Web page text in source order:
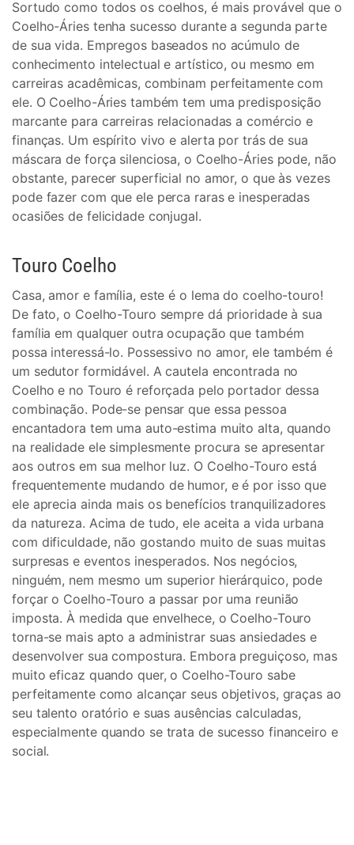
Sortudo como todos os coelhos, é mais provável que o
Coelho-Áries tenha sucesso durante a segunda parte
de sua vida. Empregos baseados no acúmulo de
conhecimento intelectual e artístico, ou mesmo em
carreiras acadêmicas, combinam perfeitamente com
ele. O Coelho-Áries também tem uma predisposição
marcante para carreiras relacionadas a comércio e
finanças. Um espírito vivo e alerta por trás de sua
máscara de força silenciosa, o Coelho-Áries pode, não
obstante, parecer superficial no amor, o que às vezes
pode fazer com que ele perca raras e inesperadas
ocasiões de felicidade conjugal.
Touro Coelho
Casa, amor e família, este é o lema do coelho-touro!
De fato, o Coelho-Touro sempre dá prioridade à sua
família em qualquer outra ocupação que também
possa interessá-lo. Possessivo no amor, ele também é
um sedutor formidável. A cautela encontrada no
Coelho e no Touro é reforçada pelo portador dessa
combinação. Pode-se pensar que essa pessoa
encantadora tem uma auto-estima muito alta, quando
na realidade ele simplesmente procura se apresentar
aos outros em sua melhor luz. O Coelho-Touro está
frequentemente mudando de humor, e é por isso que
ele aprecia ainda mais os benefícios tranquilizadores
da natureza. Acima de tudo, ele aceita a vida urbana
com dificuldade, não gostando muito de suas muitas
surpresas e eventos inesperados. Nos negócios,
ninguém, nem mesmo um superior hierárquico, pode
forçar o Coelho-Touro a passar por uma reunião
imposta. À medida que envelhece, o Coelho-Touro
torna-se mais apto a administrar suas ansiedades e
desenvolver sua compostura. Embora preguiçoso, mas
muito eficaz quando quer, o Coelho-Touro sabe
perfeitamente como alcançar seus objetivos, graças ao
seu talento oratório e suas ausências calculadas,
especialmente quando se trata de sucesso financeiro e
social.